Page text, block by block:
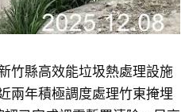
竹縣高效能垃圾熱處理設施
兩年積極調度處理竹東掩埋